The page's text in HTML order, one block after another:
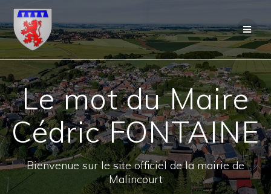
content
Le mot du Maire
Cédric FONTAINE
Bienvenue sur le site officiel de la mairie de
Malincourt